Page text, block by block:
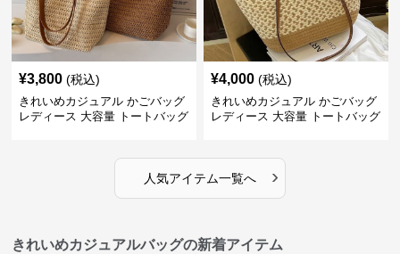
¥3,800 (税込)
きれいめカジュアル かごバッグ
レディース 大容量 トートバッグ
¥4,000 (税込)
きれいめカジュアル かごバッグ
レディース 大容量 トートバッグ
人気アイテム一覧へ ›
きれいめカジュアルバッグの新着アイテム